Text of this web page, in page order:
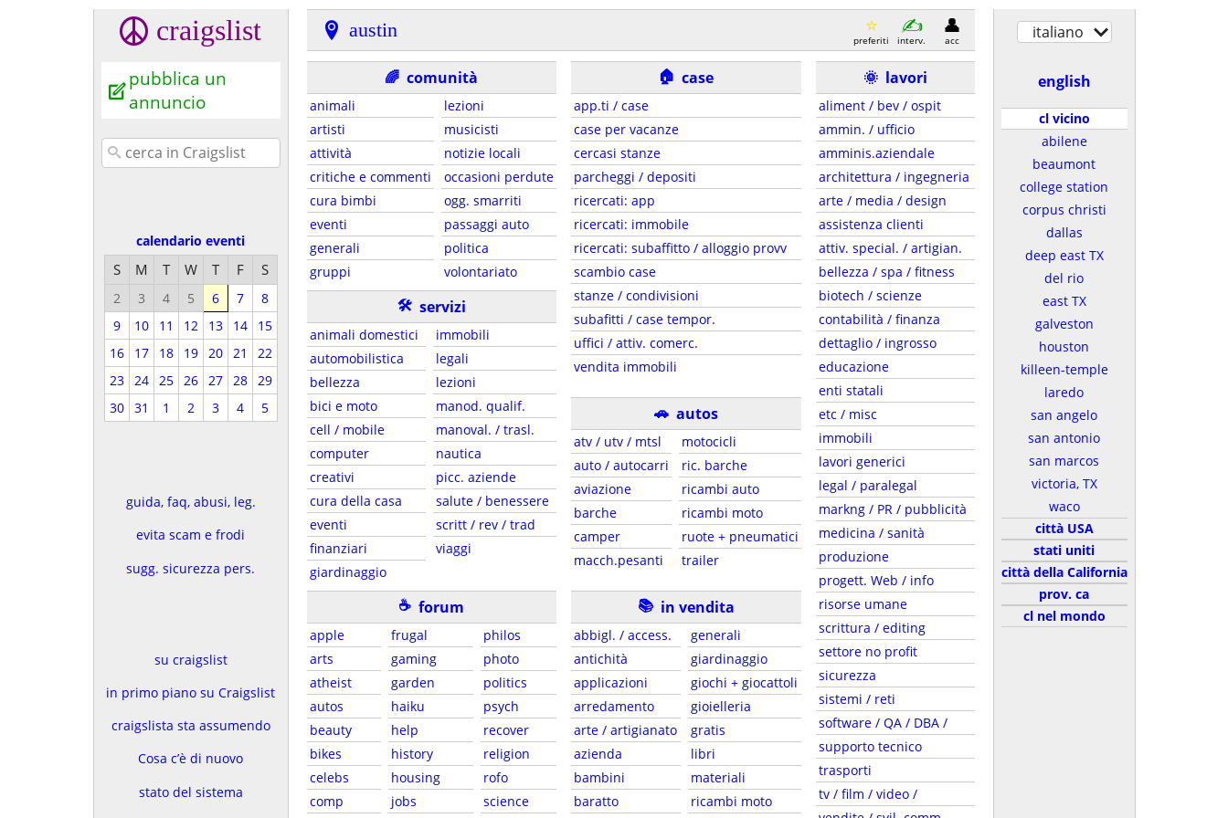
craigslist
pubblica un
annuncio
calendario eventi
S M T W T F S
2 3 4 5 6 7
8
9
10 11 12 13 14
15
16
17 18 19 20 21
22
23
24 25 26 27 28
29
30
31 1 2 3 4 5
guida, faq, abusi, leg.
evita scam e frodi
sugg. sicurezza pers.
su craigslist
in primo piano su Craigslist
craigslista sta assumendo
Cosa c’è di nuovo
stato del sistema
austin preferiti interv. acc
🌈 comunità
animali
artisti
attività
critiche e commenti
cura bimbi
eventi
generali
gruppi
lezioni
musicisti
notizie locali
occasioni perdute
ogg. smarriti
passaggi auto
politica
volontariato
🛠 servizi
animali domestici
automobilistica
bellezza
bici e moto
cell / mobile
computer
creativi
cura della casa
eventi
finanziari
giardinaggio
immobili
legali
lezioni
manod. qualif.
manoval. / trasl.
nautica
picc. aziende
salute / benessere
scritt / rev / trad
viaggi
☕ forum
apple
arts
atheist
autos
beauty
bikes
celebs
comp
frugal
gaming
garden
haiku
help
history
housing
jobs
philos
photo
politics
psych
recover
religion
rofo
science
🏠 case
app.ti / case
case per vacanze
cercasi stanze
parcheggi / depositi
ricercati: app
ricercati: immobile
ricercati: subaffitto / alloggio provv
scambio case
stanze / condivisioni
subafitti / case tempor.
uffici / attiv. comerc.
vendita immobili
🚗 autos
atv / utv / mtsl
auto / autocarri
aviazione
barche
camper
macch.pesanti
motocicli
ric. barche
ricambi auto
ricambi moto
ruote + pneumatici
trailer
📚 in vendita
abbigl. / access.
antichità
applicazioni
arredamento
arte / artigianato
azienda
bambini
baratto
generali
giardinaggio
giochi + giocattoli
gioielleria
gratis
libri
materiali
ricambi moto
🌞 lavori
aliment / bev / ospit
ammin. / ufficio
amminis.aziendale
architettura / ingegneria
arte / media / design
assistenza clienti
attiv. special. / artigian.
bellezza / spa / fitness
biotech / scienze
contabilità / finanza
dettaglio / ingrosso
educazione
enti statali
etc / misc
immobili
lavori generici
legal / paralegal
markng / PR / pubblicità
medicina / sanità
produzione
progett. Web / info
risorse umane
scrittura / editing
settore no profit
sicurezza
sistemi / reti
software / QA / DBA /
supporto tecnico
trasporti
tv / film / video /
italiano
english
cl vicino
abilene
beaumont
college station
corpus christi
dallas
deep east TX
del rio
east TX
galveston
houston
killeen-temple
laredo
san angelo
san antonio
san marcos
victoria, TX
waco
città USA
stati uniti
città della California
prov. ca
cl nel mondo